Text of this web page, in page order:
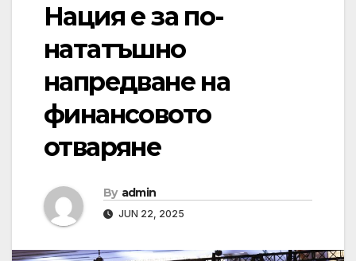
Нация е за по-
нататъшно
напредване на
финансовото
отваряне
By admin
JUN 22, 2025